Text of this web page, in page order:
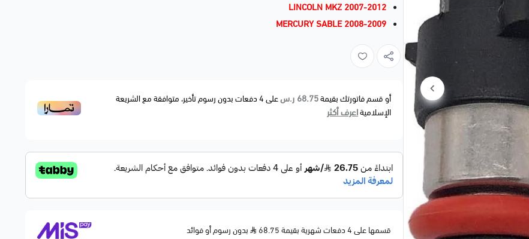
LINCOLN MKZ 2007-2012
MERCURY SABLE 2008-2009
أو قسم فاتورتك بقيمة68.75 ر.س على4دفعات بدون رسوم تأخير، متوافقة مع الشريعة
الإسلاميةاعرف أكثر
قسمها على 4 دفعات شهرية بقيمة 68.75 بدون رسوم أو فوائد